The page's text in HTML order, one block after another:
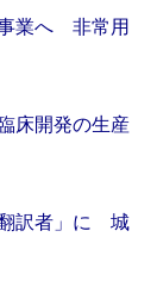
事業へ 非常用
床開発の生産
翻訳者」に 城